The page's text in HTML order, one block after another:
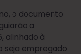
o documento
a
alinhado à
seja empregado